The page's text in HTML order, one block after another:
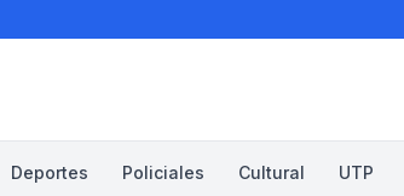
Deportes Policiales Cultural UTP